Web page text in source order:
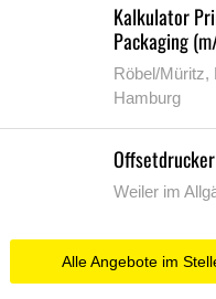
Kalkulator
Packaging
Röbel/Müritz,
Hamburg
Weiler im
Alle Angebote im